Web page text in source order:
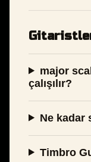
major
çalışılır?
Ne kadar
Timbro